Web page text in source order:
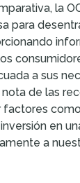
la
para
a sus
de las
factores
en
a